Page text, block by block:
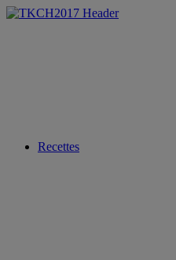
Recettes